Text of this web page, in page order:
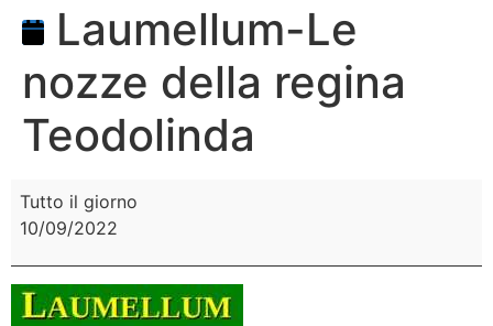
Laumellum-Le
nozze della regina
Teodolinda
Tutto il giorno
10/09/2022